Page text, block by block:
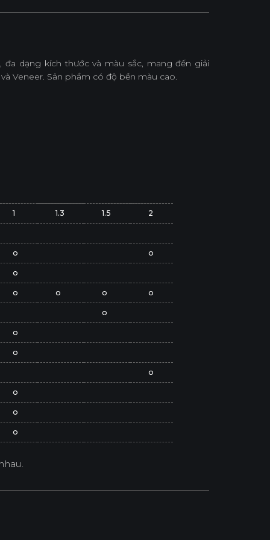
dạng kích thước và màu sắc, mang đến giải
Veneer. Sản phẩm có độ bền màu cao.
1 1.3 1.5 2
o o
o
o o o o
o
o
o
o
o
o
o